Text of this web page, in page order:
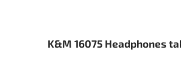
K&M 16075 Headphones